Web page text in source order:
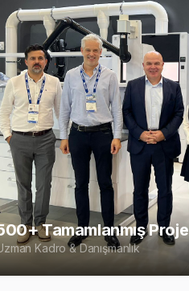
Tamamlanmış Proje
Kadro & Danışmanlık